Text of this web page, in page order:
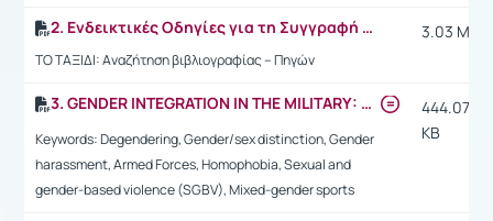
2. Ενδεικτικές Οδηγίες για τη Συγγραφή Εργασιών - Παράδειγμα
ΤΟ ΤΑΞΙΔΙ: Αναζήτηση βιβλιογραφίας – Πηγών
3.03 MB
3. GENDER INTEGRATION IN THE MILITARY: GENDER-NEUTRAL STANDARDS AND COED SPORTS
Keywords: Degendering, Gender/sex distinction, Gender
harassment, Armed Forces, Homophobia, Sexual and
gender-based violence (SGBV), Mixed-gender sports
444.07
KB